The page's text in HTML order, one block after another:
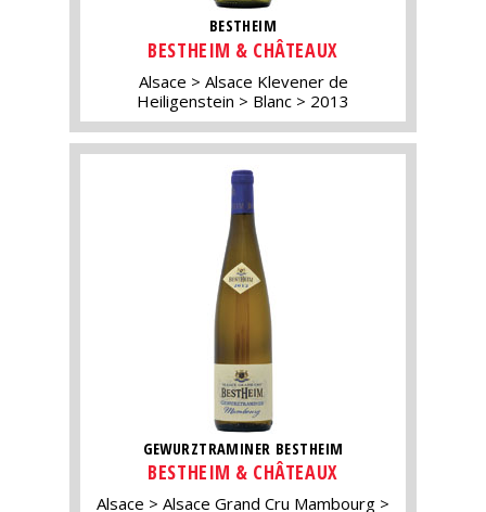
BESTHEIM
BESTHEIM & CHÂTEAUX
Alsace
Alsace Klevener de
Heiligenstein
Blanc 2013
GEWURZTRAMINER BESTHEIM
BESTHEIM & CHÂTEAUX
Alsace
Alsace Grand Cru Mambourg